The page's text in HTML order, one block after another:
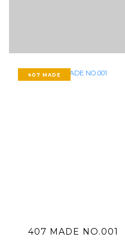
407 MADE
407 MADE NO.001